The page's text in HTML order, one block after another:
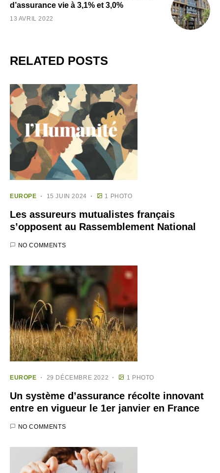
d’assurance vie à 3,1% et 3,0%
13 AVRIL 2022
RELATED POSTS
EUROPE 15 JUIN 2024 1 PHOTO
Les assureurs mutualistes français
s’opposent au Rassemblement National
NO COMMENTS
EUROPE 29 DÉCEMBRE 2022 1 PHOTO
Un système d’assurance récolte innovant
entre en vigueur le 1er janvier en France
NO COMMENTS